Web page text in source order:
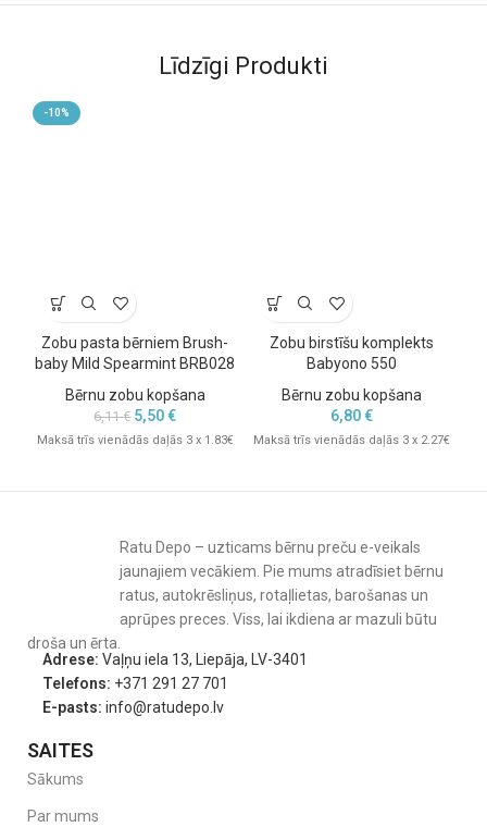
Ieteicamais vecums: no 6 mēnešiem
Izmērs: 11,5 × 4,5 cm
Līdzīgi Produkti
-10%
Zobu pasta bērniem Brush-
baby Mild Spearmint BRB028
Bērnu zobu kopšana
6,11€ 5,50€
Maksā trīs vienādās daļās 3 x 1.83€
Zobu birstīšu komplekts
Babyono 550
Bērnu zobu kopšana
6,80€
Maksā trīs vienādās daļās 3 x 2.27€
Ratu Depo – uzticams bērnu preču e-veikals
jaunajiem vecākiem. Pie mums atradīsiet bērnu
ratus, autokrēsliņus, rotaļlietas, barošanas un
aprūpes preces. Viss, lai ikdiena ar mazuli būtu
droša un ērta.
Adrese: Vaļņu iela 13, Liepāja, LV-3401
Telefons: +371 291 27 701
E-pasts: info@ratudepo.lv
SAITES
Sākums
Par mums